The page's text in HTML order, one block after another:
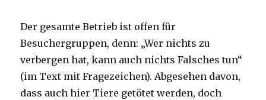
Der gesamte Betrieb ist offen für
Besuchergruppen, denn: „Wer nichts zu
verbergen hat, kann auch nichts Falsches tun“
(im Text mit Fragezeichen). Abgesehen davon,
dass auch hier Tiere getötet werden, doch